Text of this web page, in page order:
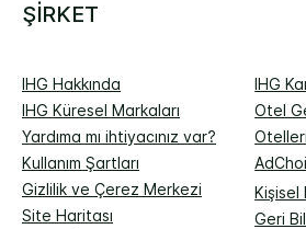
ŞIRKET
IHG Hakkında
IHG
IHG Küresel Markaları
Otel
Yardıma mı ihtiyacınız var?
Kullanım Şartları
Gizlilik ve Çerez Merkezi
Kişisel
Site Haritası
Geri